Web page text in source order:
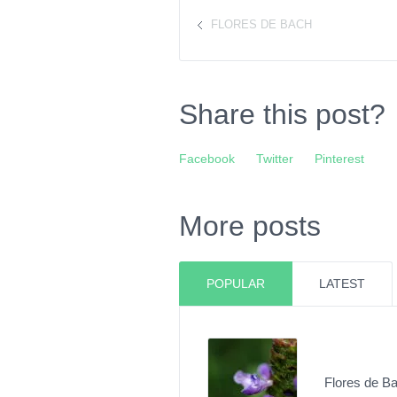
FLORES DE BACH
Share this post?
Facebook Twitter Pinterest
More posts
POPULAR LATEST
Flores de